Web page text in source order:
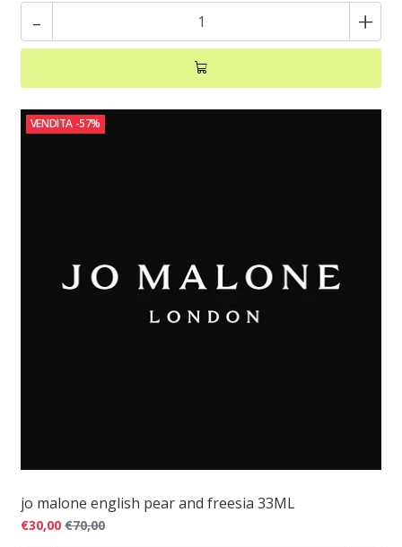
- +
VENDITA -57%
jo malone english pear and freesia 33ML
€30,00 €70,00